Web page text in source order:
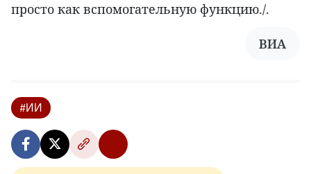
просто как вспомогательную функцию./.
ВИА
#ИИ